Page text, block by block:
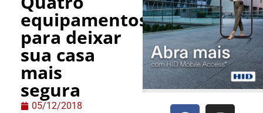
equipamentos
para deixar
sua casa
mais
segura
05/12/2018